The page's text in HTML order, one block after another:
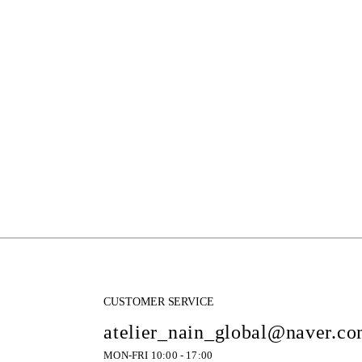
CUSTOMER SERVICE
MON-FRI 10:00 - 17:00